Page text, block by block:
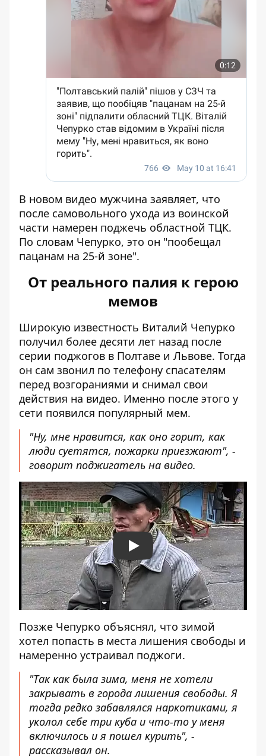
В новом видео мужчина заявляет, что
после самовольного ухода из воинской
части намерен поджечь областной ТЦК.
По словам Чепурко, это он "пообещал
пацанам на 25-й зоне".
От реального палия к герою
мемов
Широкую известность Виталий Чепурко
получил более десяти лет назад после
серии поджогов в Полтаве и Львове. Тогда
он сам звонил по телефону спасателям
перед возгораниями и снимал свои
действия на видео. Именно после этого у
сети появился популярный мем.
"Ну, мне нравится, как оно горит, как
люди суетятся, пожарки приезжают", -
говорит поджигатель на видео.
Play
Позже Чепурко объяснял, что зимой
хотел попасть в места лишения свободы и
намеренно устраивал поджоги.
"Так как была зима, меня не хотели
закрывать в города лишения свободы. Я
тогда редко забавлялся наркотиками, я
уколол себе три куба и что-то у меня
включилось и я пошел курить", -
рассказывал он.